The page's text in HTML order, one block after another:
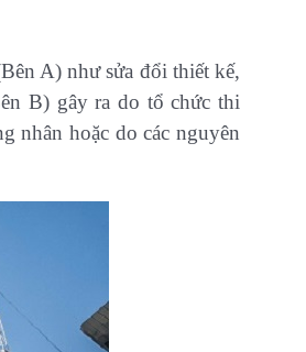
A) như sửa đổi thiết kế,
B) gây ra do tổ chức thi
nhân hoặc do các nguyên